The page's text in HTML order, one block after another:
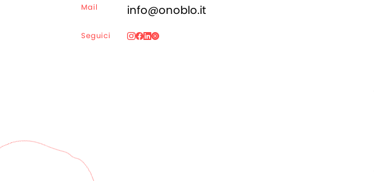
Mail info@onoblo.it
Seguici